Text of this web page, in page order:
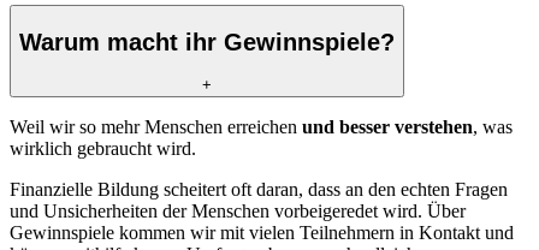
Warum macht ihr Gewinnspiele?
+
Weil wir so mehr Menschen erreichen und besser verstehen, was
wirklich gebraucht wird.
Finanzielle Bildung scheitert oft daran, dass an den echten Fragen
und Unsicherheiten der Menschen vorbeigeredet wird. Über
Gewinnspiele kommen wir mit vielen Teilnehmern in Kontakt und